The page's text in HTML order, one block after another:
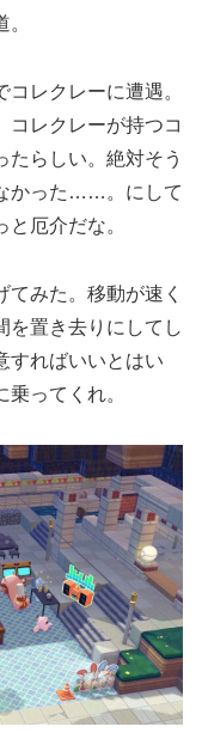
レクレーに遭遇。
コレクレーが持つコ
たらしい。絶対そう
かった……。にして
厄介だな。
みた。移動が速く
を置き去りにしてし
すればいいとはい
ってくれ。